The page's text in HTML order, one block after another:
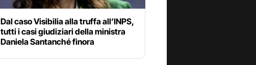
Dal caso Visibilia alla truffa all’INPS,
tutti i casi giudiziari della ministra
Daniela Santanché finora